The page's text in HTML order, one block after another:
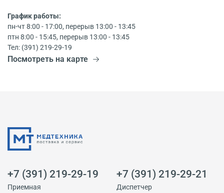
График работы:
пн-чт 8:00 - 17:00, перерыв 13:00 - 13:45
птн 8:00 - 15:45, перерыв 13:00 - 13:45
Тел: (391) 219-29-19
Посмотреть на карте
+7 (391) 219-29-19
Приемная
+7 (391) 219-29-21
Диспетчер